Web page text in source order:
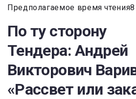
Предполагаемое время
По ту сторону
Тендера: Андрей
Викторович
«Рассвет или